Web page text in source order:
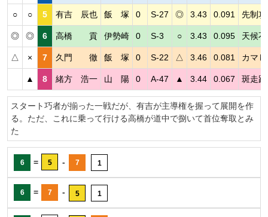
○ ○ 5 有吉 辰也 飯 塚 0 S-27 ◎ 3.43 0.091 先制
◎ ◎ 6 高橋 貢 伊勢崎 0 S-3 ○ 3.43 0.095 天候
△ × 7 久門 徹 飯 塚 0 S-22 △ 3.46 0.081 カマ
▲ 8 緒方 浩一 山 陽 0 A-47 ▲ 3.44 0.067 斑走
スタート巧者が揃った一戦だが、有吉が主導権を握って展開を作
る。ただ、これに乗って行ける高橋が道中で捌いて首位奪取とみ
た
6 = 5 - 7 1
6 = 7 - 5 1